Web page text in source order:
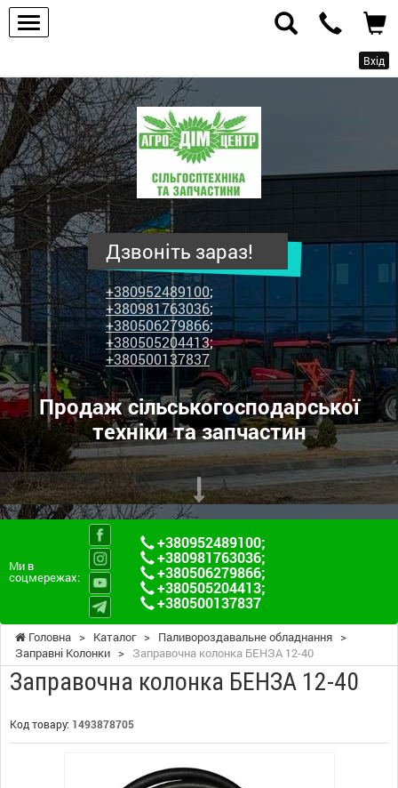
Вхід
ПП
"Агродім-
центр"
-
продаж
сільськогосподарської
техніки
та
запчастин
Дзвоніть зараз!
+380952489100;
+380981763036;
+380506279866;
+380505204413;
+380500137837
Продаж сільськогосподарської
техніки та запчастин
Ми в
соцмережах:
+380952489100;
+380981763036;
+380506279866;
+380505204413;
+380500137837
Головна > Каталог > Паливороздавальне обладнання >
Заправні Колонки > Заправочна колонка БЕНЗА 12-40
Заправочна колонка БЕНЗА 12-40
Код товару: 1493878705